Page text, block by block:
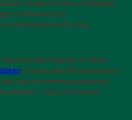
de går inn døra. Ballbinger,
rutsjebaner og
til timesvis med lek og
bevegelse er, tilbyr
for barn. Her får barna prøve
helt uten prestasjonspress.
de liker – og for å få inn litt